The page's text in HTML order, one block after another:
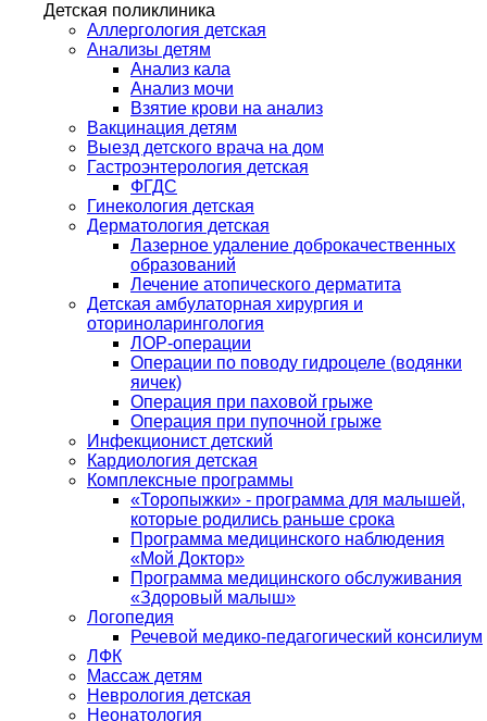
Детская поликлиника
Аллергология детская
Анализы детям
Анализ кала
Анализ мочи
Взятие крови на анализ
Вакцинация детям
Выезд детского врача на дом
Гастроэнтерология детская
ФГДС
Гинекология детская
Дерматология детская
Лазерное удаление доброкачественных
образований
Лечение атопического дерматита
Детская амбулаторная хирургия и
оториноларингология
ЛОР-операции
Операции по поводу гидроцеле (водянки
яичек)
Операция при паховой грыже
Операция при пупочной грыже
Инфекционист детский
Кардиология детская
Комплексные программы
«Торопыжки» - программа для малышей,
которые родились раньше срока
Программа медицинского наблюдения
«Мой Доктор»
Программа медицинского обслуживания
«Здоровый малыш»
Логопедия
Речевой медико-педагогический консилиум
ЛФК
Массаж детям
Неврология детская
Неонатология